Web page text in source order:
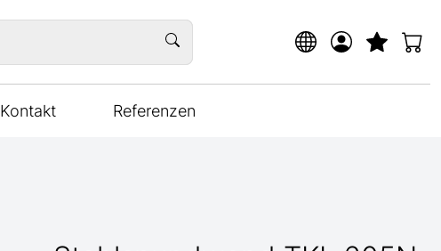
Kontakt Referenzen